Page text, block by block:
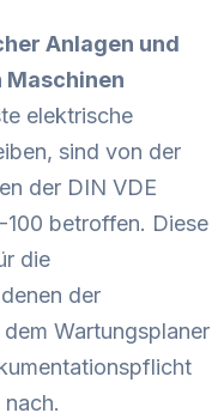
Anlagen und
elektrische
sind von der
der DIN VDE
betroffen. Diese
die
der
Wartungsplaner